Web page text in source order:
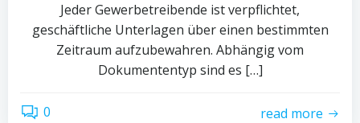
Jeder Gewerbetreibende ist verpflichtet,
geschäftliche Unterlagen über einen bestimmten
Zeitraum aufzubewahren. Abhängig vom
Dokumententyp sind es […]
0 read more